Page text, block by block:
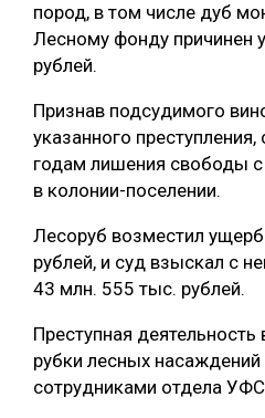
КОМПЛЕКСНАЯ ПЕРЕРАБОТКА
ДЕРЕВЯННОЕ ДОМОСТРОЕНИЕ
БЕЗОПАСНОЕ ПРОИЗВОДСТВО
СУШКА ДРЕВЕСИНЫ
МЕБЕЛЬНОЕ ПРОИЗВОДСТВО
пород, в том числе дуб
Лесному фонду причинен
рублей.
Признав подсудимого
указанного
годам лишения свободы
в колонии-поселении.
Лесоруб возместил
рублей, и суд взыскал с
43 млн. 555 тыс. рублей.
Преступная
рубки лесных насаждений
сотрудниками отдела